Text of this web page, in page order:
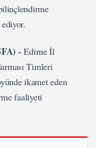
-Edirne İl
Timleri
ikamet eden
faaliyeti